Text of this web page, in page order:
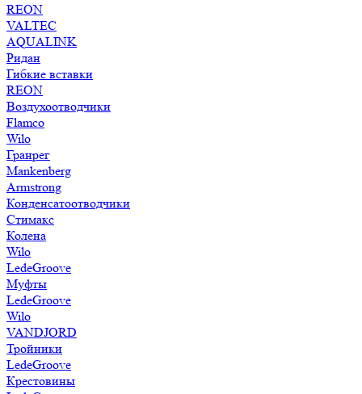
REON
VALTEC
AQUALINK
Ридан
Гибкие вставки
REON
Воздухоотводчики
Flamco
Wilo
Гранрег
Mankenberg
Armstrong
Конденсатоотводчики
Стимакс
Колена
Wilo
LedeGroove
Муфты
LedeGroove
Wilo
VANDJORD
Тройники
LedeGroove
Крестовины